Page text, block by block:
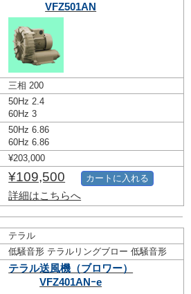
VFZ501AN
三相 200
50Hz 2.4
60Hz 3
50Hz 6.86
60Hz 6.86
¥203,000
¥109,500
詳細はこちらへ
カートに入れる
テラル
低騒音形 テラルリングブロー 低騒音形
テラル送風機（ブロワー）
VFZ401ANｰe